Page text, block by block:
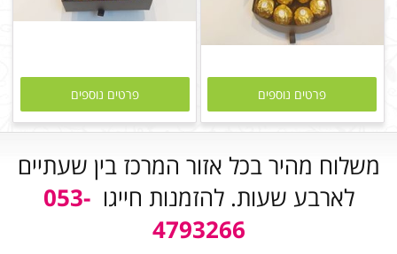
פרטים נוספים פרטים נוספים
משלוח מהיר בכל אזור המרכז בין שעתיים
לארבע שעות. להזמנות חייגו053-
4793266